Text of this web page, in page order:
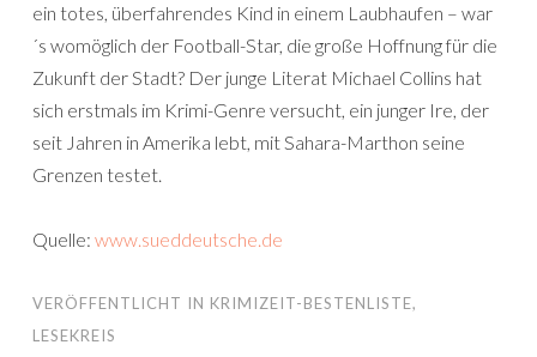
ein totes, überfahrendes Kind in einem Laubhaufen – war
´s womöglich der Football-Star, die große Hoffnung für die
Zukunft der Stadt? Der junge Literat Michael Collins hat
sich erstmals im Krimi-Genre versucht, ein junger Ire, der
seit Jahren in Amerika lebt, mit Sahara-Marthon seine
Grenzen testet.
Quelle: www.sueddeutsche.de
VERÖFFENTLICHT IN KRIMIZEIT-BESTENLISTE,
LESEKREIS